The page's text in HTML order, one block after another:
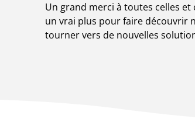
Un grand merci à toutes celles et
un vrai plus pour faire découvrir
tourner vers de nouvelles